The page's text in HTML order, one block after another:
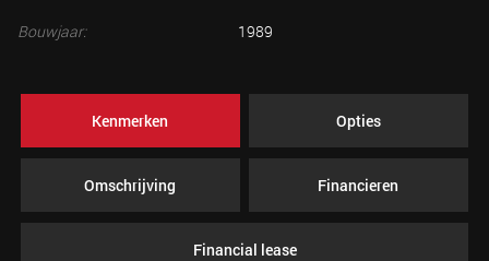
Bouwjaar: 1989
Kenmerken Opties
Omschrijving Financieren
Financial lease